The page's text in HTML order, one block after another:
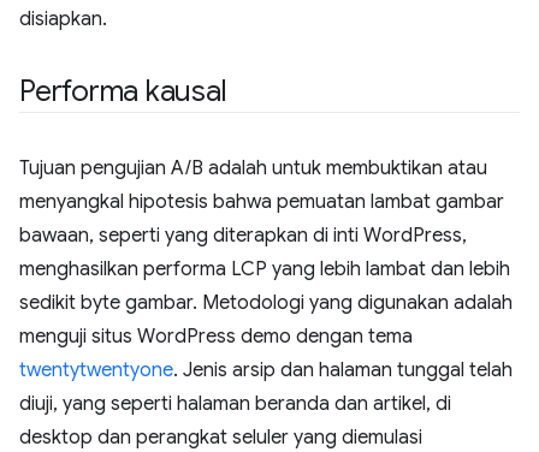
disiapkan.
Performa kausal
Tujuan pengujian A/B adalah untuk membuktikan atau
menyangkal hipotesis bahwa pemuatan lambat gambar
bawaan, seperti yang diterapkan di inti WordPress,
menghasilkan performa LCP yang lebih lambat dan lebih
sedikit byte gambar. Metodologi yang digunakan adalah
menguji situs WordPress demo dengan tema
twentytwentyone. Jenis arsip dan halaman tunggal telah
diuji, yang seperti halaman beranda dan artikel, di
desktop dan perangkat seluler yang diemulasi